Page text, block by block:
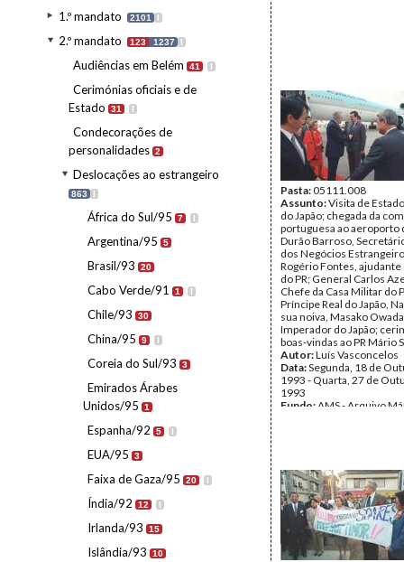
1.º mandato 2101 I
2.º mandato 123 1237 I
Audiências em Belém 41 I
Cerimónias oficiais e de
Estado
31 I
Condecorações de
personalidades 2
Deslocações ao estrangeiro
863 I
África do Sul/95 7 I
Argentina/95 5
Brasil/93 20
Cabo Verde/91 1 I
Chile/93 30
China/95 9 I
Coreia do Sul/93 3
Emirados Árabes
Unidos/95
1
Espanha/92 5 I
EUA/95 3
Faixa de Gaza/95 20 I
Índia/92 12 I
Irlanda/93 15
Islândia/93 10
Pasta:05111.008
Assunto:Visita de
do Japão; chegada da
portuguesa ao aeroporto
Durão Barroso,
dos Negócios
Rogério Fontes, ajudante
do PR; General Carlos
Chefe da Casa Militar do
Príncipe Real do Japão,
sua noiva, Masako
Imperador do Japão;
boas-vindas ao PR Mário
Autor:Luís Vasconcelos
Data:Segunda, 18 de
1993 - Quarta, 27 de
1993
Fundo: AMS - Arquivo